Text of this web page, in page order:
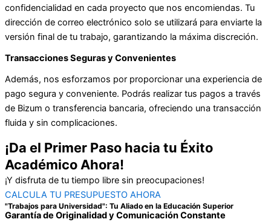
confidencialidad en cada proyecto que nos encomiendas. Tu
dirección de correo electrónico solo se utilizará para enviarte la
versión final de tu trabajo, garantizando la máxima discreción.
Transacciones Seguras y Convenientes
Además, nos esforzamos por proporcionar una experiencia de
pago segura y conveniente. Podrás realizar tus pagos a través
de Bizum o transferencia bancaria, ofreciendo una transacción
fluida y sin complicaciones.
¡Da el Primer Paso hacia tu Éxito
Académico Ahora!
¡Y disfruta de tu tiempo libre sin preocupaciones!
CALCULA TU PRESUPUESTO AHORA
"Trabajos para Universidad": Tu Aliado en la Educación Superior
Garantía de Originalidad y Comunicación Constante